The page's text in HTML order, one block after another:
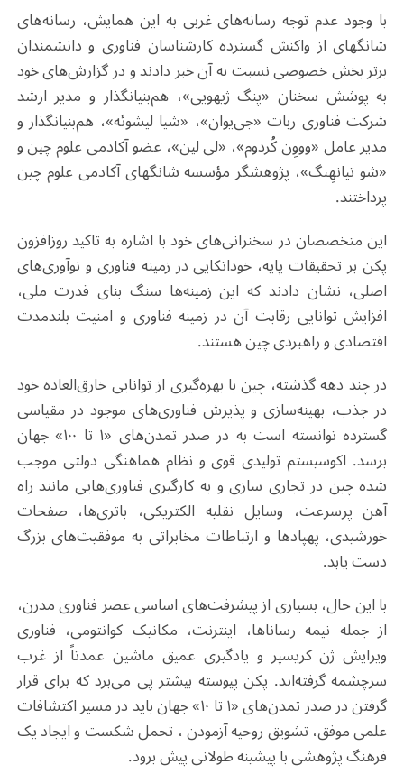
با وجود عدم توجه رسانه‌های غربی به این همایش، رسانه‌های
شانگهای از واکنش گسترده کارشناسان فناوری و دانشمندان
برتر بخش خصوصی نسبت به آن خبر دادند و در گزارش‌های خود
به پوشش سخنان «پنگ ژیهویی»، هم‌بنیانگذار و مدیر ارشد
شرکت فناوری ربات «جی‌یوان»، «شیا‌ لیشوئه»، هم‌بنیانگذار و
مدیر عامل «وووِن کُردوم»، «لی لین»، عضو آکادمی علوم چین و
«شو تیانهِنگ»، پژوهشگر مؤسسه شانگهای آکادمی علوم چین
پرداختند.
این متخصصان در سخنرانی‌های خود با اشاره به تاکید روزافزون
پکن بر تحقیقات پایه، خوداتکایی در زمینه فناوری و نوآوری‌های
اصلی، نشان دادند که این زمینه‌ها سنگ بنای قدرت ملی،
افزایش توانایی‌ رقابت آن در زمینه فناوری و امنیت بلندمدت
اقتصادی و راهبردی چین هستند.
در چند دهه گذشته، چین با بهره‌گیری از توانایی خارق‌العاده خود
در جذب، بهینه‌سازی و پذیرش فناوری‌های موجود در مقیاسی
گسترده توانسته است به در صدر تمدن‌های «۱ تا ۱۰۰» جهان
برسد. اکوسیستم تولیدی قوی و نظام هماهنگی دولتی موجب
شده چین در تجاری سازی و به کارگیری فناوری‌هایی مانند راه
آهن پرسرعت، وسایل نقلیه الکتریکی، باتری‌ها، صفحات
خورشیدی، پهپادها و ارتباطات مخابراتی به موفقیت‌های بزرگ
دست یابد.
با این حال، بسیاری از پیشرفت‌های اساسی عصر فناوری مدرن،
از جمله نیمه‌ رساناها، اینترنت، مکانیک کوانتومی، فناوری
ویرایش ژن کریسپر و یادگیری عمیق ماشین عمدتاً از غرب
سرچشمه گرفته‌اند. پکن پیوسته بیشتر پی می‌برد که برای قرار
گرفتن در صدر تمدن‌های «۱ تا ۱۰» جهان باید در مسیر اکتشافات
علمی موفق، تشویق روحیه آزمودن ، تحمل شکست و ایجاد یک
فرهنگ پژوهشی با پیشینه طولانی پیش برود.